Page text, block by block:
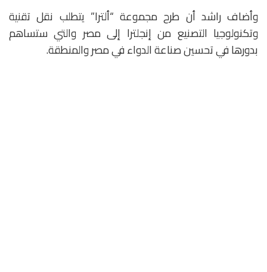
وأضاف راشد أن طرح مجموعة “ألترا” يتطلب نقل تقنية
وتكنولوجيا التصنيع من إنجلترا إلى مصر والتي ستساهم
بدورها في تحسين صناعة الدواء في مصر والمنطقة.